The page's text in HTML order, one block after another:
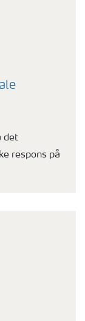
det
respons på